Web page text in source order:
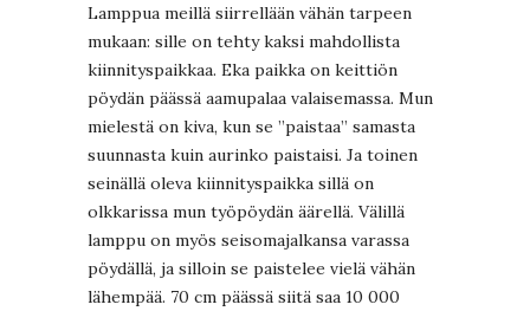
Lamppua meillä siirrellään vähän tarpeen
mukaan: sille on tehty kaksi mahdollista
kiinnityspaikkaa. Eka paikka on keittiön
pöydän päässä aamupalaa valaisemassa. Mun
mielestä on kiva, kun se ”paistaa” samasta
suunnasta kuin aurinko paistaisi. Ja toinen
seinällä oleva kiinnityspaikka sillä on
olkkarissa mun työpöydän äärellä. Välillä
lamppu on myös seisomajalkansa varassa
pöydällä, ja silloin se paistelee vielä vähän
lähempää. 70 cm päässä siitä saa 10 000